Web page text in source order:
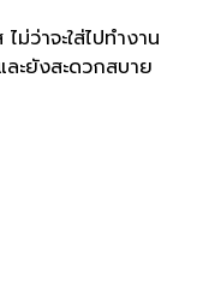
ม่ว่าจะใส่ไปทำงาน
ะยังสะดวกสบาย